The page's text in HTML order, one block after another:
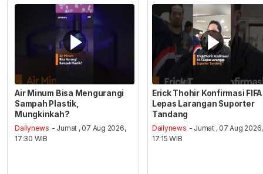
Air Minum Bisa Mengurangi
Sampah Plastik,
Mungkinkah?
Dailynews - Jumat , 07 Aug 2026,
17:30 WIB
Erick Thohir Konfirmasi FIFA
Lepas Larangan Suporter
Tandang
Dailynews - Jumat , 07 Aug 2026,
17:15 WIB